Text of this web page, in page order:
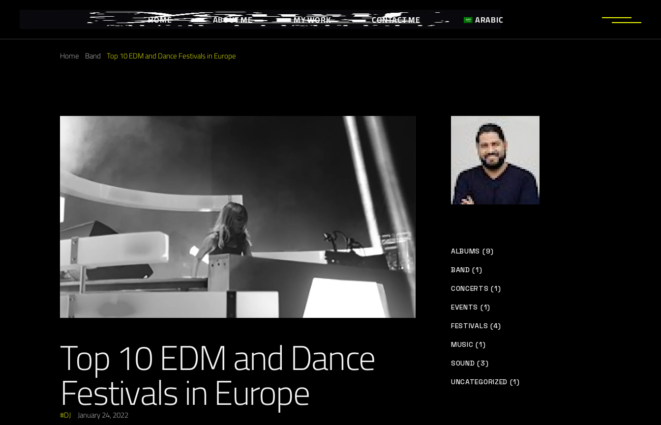
HOME ABOUT ME MY WORK CONTACT ME ARABIC
Home Band Top 10 EDM and Dance Festivals in Europe
Top 10 EDM and Dance
Festivals in Europe
DJ January 24, 2022
ALBUMS (9)
BAND (1)
CONCERTS (1)
EVENTS (1)
FESTIVALS (4)
MUSIC (1)
SOUND (3)
UNCATEGORIZED (1)